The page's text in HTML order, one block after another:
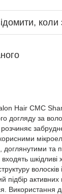
коли
Hair CMC
догляду за
доглянутими та
шкідливі
волосків
підбір
Використання